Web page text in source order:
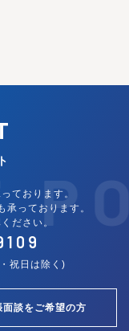
ております。
っております。
ださい。
祝日は除く)
面談をご希望の方